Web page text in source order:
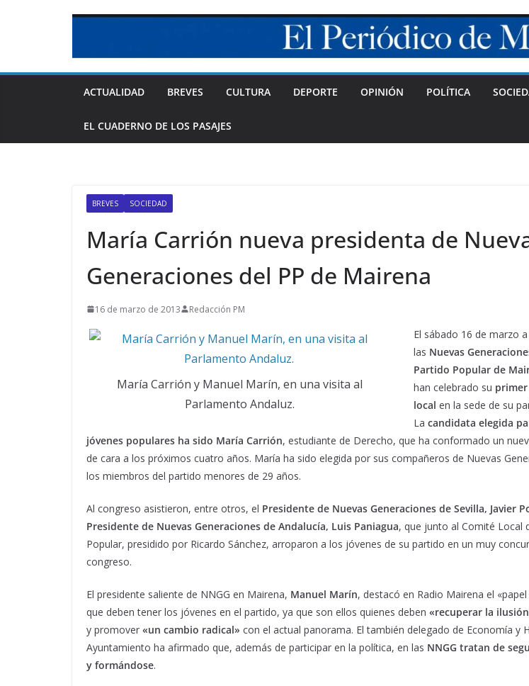
ACTUALIDAD BREVES CULTURA DEPORTE OPINIÓN POLÍTICA
EL CUADERNO DE LOS PASAJES
BREVES SOCIEDAD
María Carrión nueva presidenta de
Generaciones del PP de Mairena
16 de marzo de 2013 Redacción PM
María Carrión y Manuel Marín, en una visita al
Parlamento Andaluz.
El sábado 16 de marzo
las Nuevas
Partido Popular de
han celebrado su
local en la sede de su
La candidata elegida
jóvenes populares ha sido María Carrión, estudiante de Derecho, que ha conformado un
de cara a los próximos cuatro años. María ha sido elegida por sus compañeros de Nuevas
los miembros del partido menores de 29 años.
Al congreso asistieron, entre otros, el Presidente de Nuevas Generaciones de Sevilla, Javier
Presidente de Nuevas Generaciones de Andalucía, Luis Paniagua, que junto al Comité Local
Popular, presidido por Ricardo Sánchez, arroparon a los jóvenes de su partido en un muy
congreso.
El presidente saliente de NNGG en Mairena, Manuel Marín, destacó en Radio Mairena el
que deben tener los jóvenes en el partido, ya que son ellos quienes deben «recuperar la
y promover «un cambio radical» con el actual panorama. El también delegado de Economía y
Ayuntamiento ha afirmado que, además de participar en la política, en las NNGG tratan de
y formándose.